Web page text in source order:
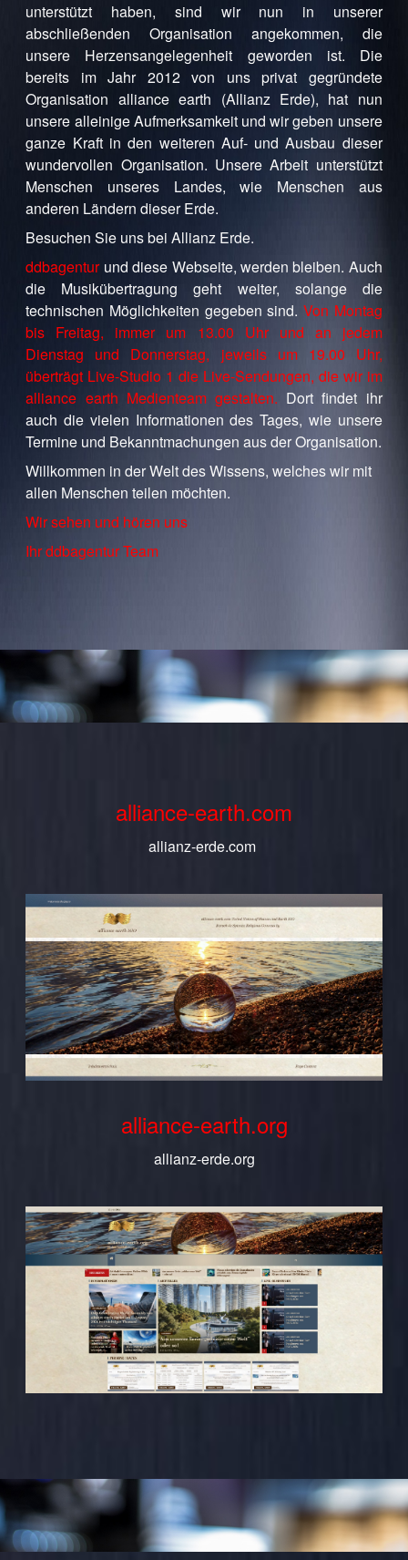
unterstützt haben, sind wir nun in unserer
abschließenden Organisation angekommen, die
unsere Herzensangelegenheit geworden ist. Die
bereits im Jahr 2012 von uns privat gegründete
Organisation alliance earth (Allianz Erde), hat nun
unsere alleinige Aufmerksamkeit und wir geben unsere
ganze Kraft in den weiteren Auf- und Ausbau dieser
wundervollen Organisation. Unsere Arbeit unterstützt
Menschen unseres Landes, wie Menschen aus
anderen Ländern dieser Erde.
Besuchen Sie uns bei Allianz Erde.
ddbagenturund diese Webseite, werden bleiben. Auch
die Musikübertragung geht weiter, solange die
technischen Möglichkeiten gegeben sind. Von Montag
bis Freitag, immer um 13.00 Uhr und an jedem
Dienstag und Donnerstag, jeweils um 19.00 Uhr,
überträgt Live-Studio 1 die Live-Sendungen, die wir im
alliance earth Medienteam gestalten. Dort findet ihr
auch die vielen Informationen des Tages, wie unsere
Termine und Bekanntmachungen aus der Organisation.
Willkommen in der Welt des Wissens, welches wir mit
allen Menschen teilen möchten.
Wir sehen und hören uns
Ihr ddbagentur Team
alliance-earth.com
allianz-erde.com
alliance-earth.org
allianz-erde.org